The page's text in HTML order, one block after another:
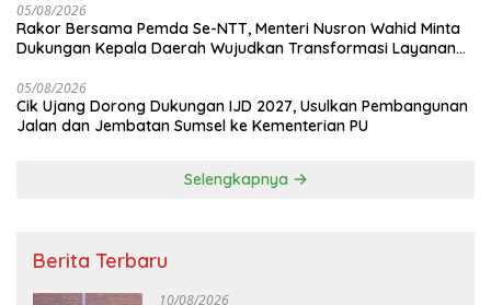
05/08/2026
Rakor Bersama Pemda Se-NTT, Menteri Nusron Wahid Minta
Dukungan Kepala Daerah Wujudkan Transformasi Layanan
05/08/2026
Cik Ujang Dorong Dukungan IJD 2027, Usulkan Pembangunan
Jalan dan Jembatan Sumsel ke Kementerian PU
Selengkapnya
Berita Terbaru
10/08/2026